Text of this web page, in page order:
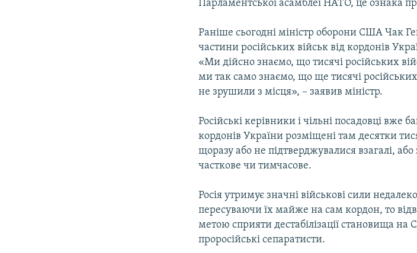
Парламентської асамблеї НАТО, це ознака
Раніше сьогодні міністр оборони США Чак
частини російських військ від кордонів
«Ми дійсно знаємо, що тисячі російських
ми так само знаємо, що ще тисячі
не зрушили з місця», – заявив міністр.
Російські керівники і чільні посадовці вже
кордонів України розміщені там десятки
щоразу або не підтверджувалися взагалі, або
часткове чи тимчасове.
Росія утримує значні військові сили
пересуваючи їх майже на сам кордон, то
метою сприяти дестабілізації становища на
проросійські сепаратисти.